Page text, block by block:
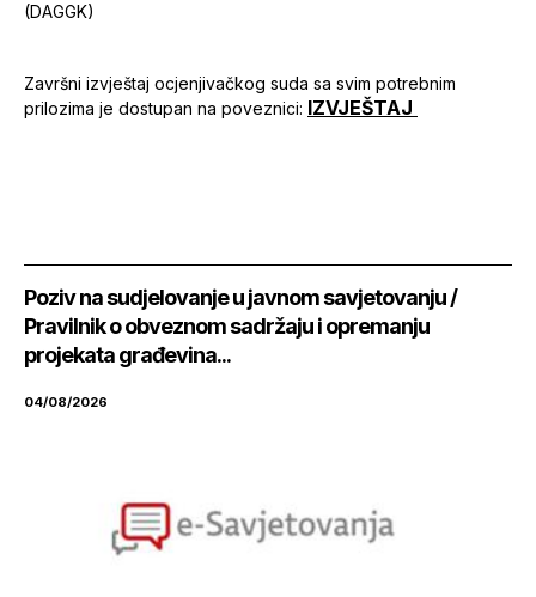
(DAGGK)
Završni izvještaj ocjenjivačkog suda sa svim potrebnim
prilozima je dostupan na poveznici: IZVJEŠTAJ
Poziv na sudjelovanje u javnom savjetovanju /
Pravilnik o obveznom sadržaju i opremanju
projekata građevina...
04/08/2026